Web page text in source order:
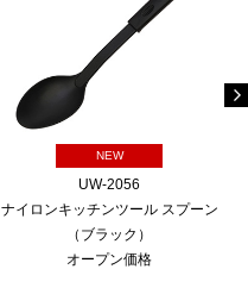
NEW
UW-2056
ナイロンキッチンツール スプーン
（ブラック）
オープン価格